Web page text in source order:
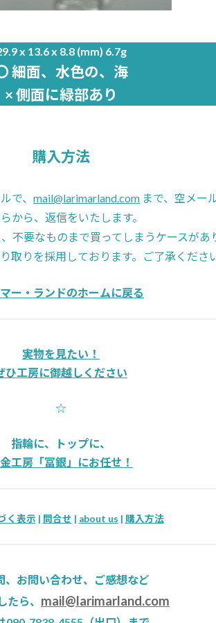
x 13.6 x 8.8 (mm) 6.7g
細面、水色の、海
× 側面に緑部あり
購入方法
で、 mail@larimarland.com まで、空メー
から、返信をいたします。
不要なものまで買ってしまうケースがあ
取りを採用しております。ご了承くださ
ー・ランドのホームに戻る
実物を見たい！
ひ工房に御越しください
☆
指輪に、トップに、
工房「冨銀」にお任せ！
く表示 | 問合せ | about us | 購入方法
、お問い合わせ、ご感想など
たら、 mail@larimarland.com